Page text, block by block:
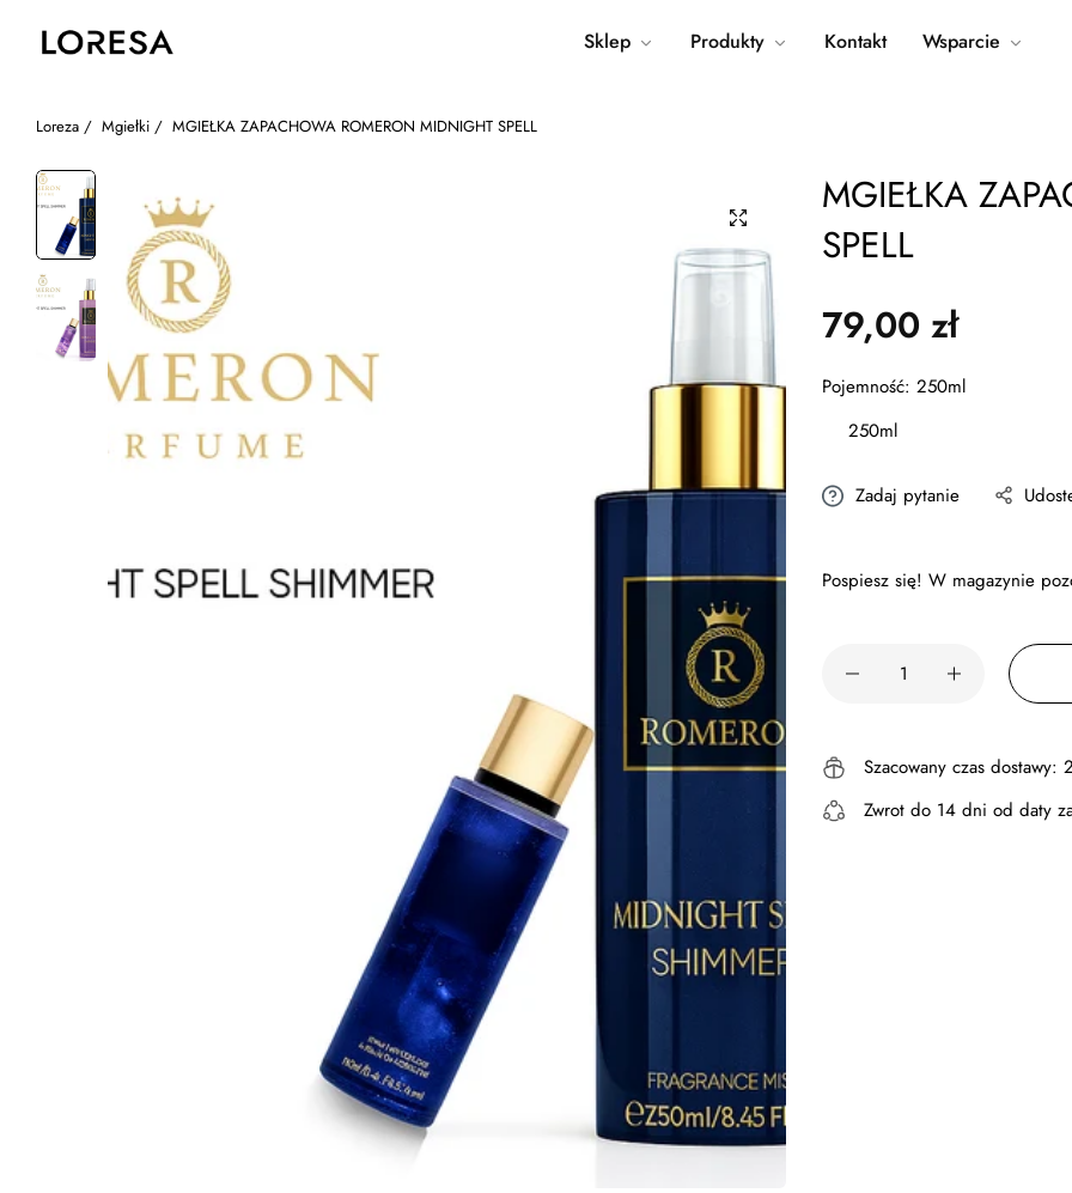
Sklep Produkty Kontakt Wsparcie
Loreza / Mgiełki / MGIEŁKA ZAPACHOWA ROMERON MIDNIGHT SPELL
MGIEŁKA
SPELL
Cena
regularna
79,00 zł
Pojemność: 250ml
250ml
Zadaj pytanie
Pospiesz się! W magazynie
Szacowany czas dostawy:
Zwrot do 14 dni od daty